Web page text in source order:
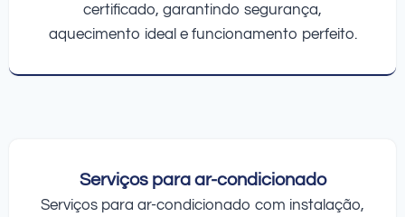
certificado, garantindo segurança,
aquecimento ideal e funcionamento perfeito.
Serviços para ar-condicionado
Serviços para ar-condicionado com instalação,